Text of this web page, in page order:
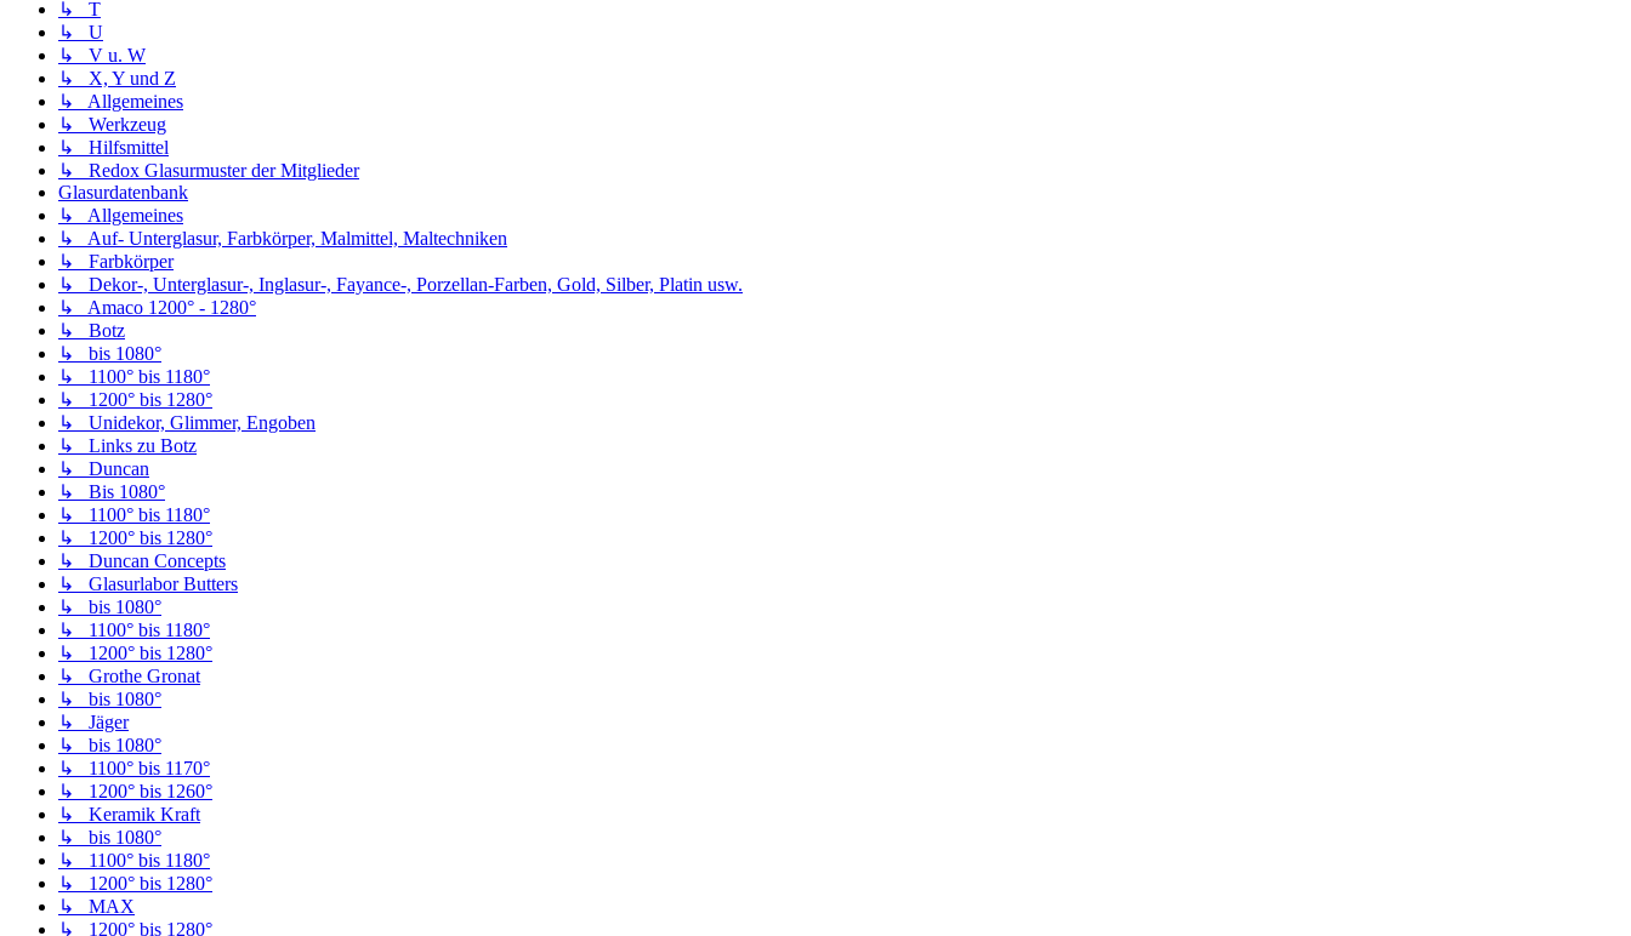
↳ T
↳ U
↳ V u. W
↳ X, Y und Z
↳ Allgemeines
↳ Werkzeug
↳ Hilfsmittel
↳ Redox Glasurmuster der Mitglieder
Glasurdatenbank
↳ Allgemeines
↳ Auf- Unterglasur, Farbkörper, Malmittel, Maltechniken
↳ Farbkörper
↳ Dekor-, Unterglasur-, Inglasur-, Fayance-, Porzellan-Farben, Gold, Silber, Platin usw.
↳ Amaco 1200° - 1280°
↳ Botz
↳ bis 1080°
↳ 1100° bis 1180°
↳ 1200° bis 1280°
↳ Unidekor, Glimmer, Engoben
↳ Links zu Botz
↳ Duncan
↳ Bis 1080°
↳ 1100° bis 1180°
↳ 1200° bis 1280°
↳ Duncan Concepts
↳ Glasurlabor Butters
↳ bis 1080°
↳ 1100° bis 1180°
↳ 1200° bis 1280°
↳ Grothe Gronat
↳ bis 1080°
↳ Jäger
↳ bis 1080°
↳ 1100° bis 1170°
↳ 1200° bis 1260°
↳ Keramik Kraft
↳ bis 1080°
↳ 1100° bis 1180°
↳ 1200° bis 1280°
↳ MAX
↳ 1200° bis 1280°